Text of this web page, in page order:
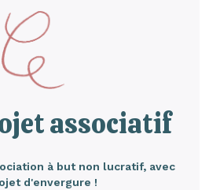
associatif
à but non lucratif, avec
d'envergure !